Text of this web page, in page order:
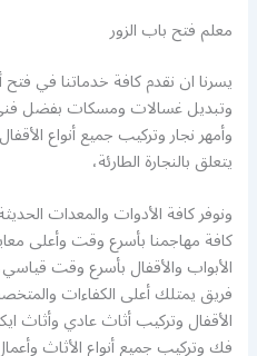
معلم فتح باب الزور
يسرنا ان نقدم كافة خدماتنا في
وتبديل غسالات ومسكات بفضل فني
وأمهر نجار وتركيب جميع أنواع
يتعلق بالنجارة الطارئة،
ونوفر كافة الأدوات والمعدات
كافة مهاجمنا بأسرع وقت وأعلى
الأبواب والأقفال بأسرع وقت
فريق يمتلك أعلى الكفاءات
الأقفال وتركيب أثاث عادي وأثاث
فك وتركيب جميع أنواع الأثاث